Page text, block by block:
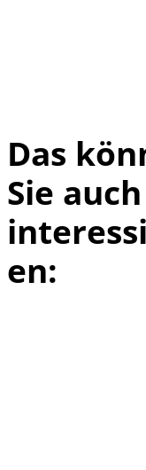
Das
Sie auch
en: